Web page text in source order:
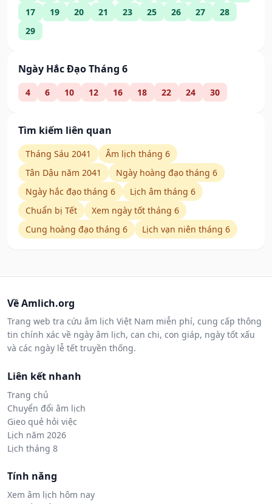
17
19 20 21 23 25 26 27
28
29
Ngày Hắc Đạo Tháng 6
4 6 10 12 16 18 22 24 30
Tìm kiếm liên quan
Tháng Sáu 2041
Âm lịch tháng 6
Tân Dậu năm 2041
Ngày hoàng đạo tháng 6
Ngày hắc đạo tháng 6
Lịch âm tháng 6
Chuẩn bị Tết
Xem ngày tốt tháng 6
Cung hoàng đạo tháng 6
Lịch vạn niên tháng 6
Về Amlich.org
Trang web tra cứu âm lịch Việt Nam miễn phí, cung cấp thông
tin chính xác về ngày âm lịch, can chi, con giáp, ngày tốt xấu
và các ngày lễ tết truyền thống.
Liên kết nhanh
Trang chủ
Chuyển đổi âm lịch
Gieo quẻ hỏi việc
Lịch năm 2026
Lịch tháng 8
Tính năng
Xem âm lịch hôm nay